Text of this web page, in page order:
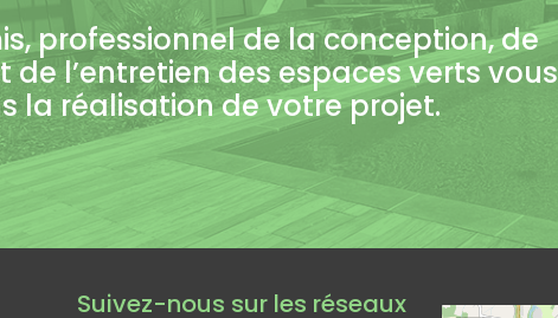
professionnel de la conception, de
de l’entretien des espaces verts vous
la réalisation de votre projet.
Suivez-nous sur les réseaux